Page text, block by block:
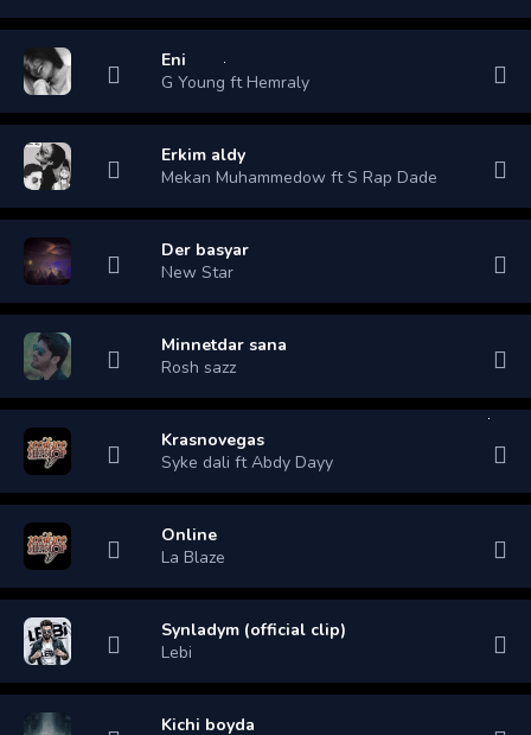
Eni
G Young ft Hemraly
Erkim aldy
Mekan Muhammedow ft S Rap Dade
Der basyar
New Star
Minnetdar sana
Rosh sazz
Krasnovegas
Syke dali ft Abdy Dayy
Online
La Blaze
Synladym (official clip)
Lebi
Kichi boyda